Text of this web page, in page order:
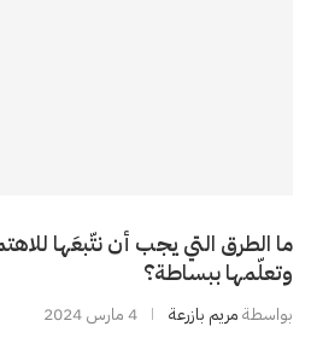
ما الطرق التي يجب أن نتّبعَها
وتعلّمها ببساطة؟
بواسطةمريم بازرعة 4 مارس 2024